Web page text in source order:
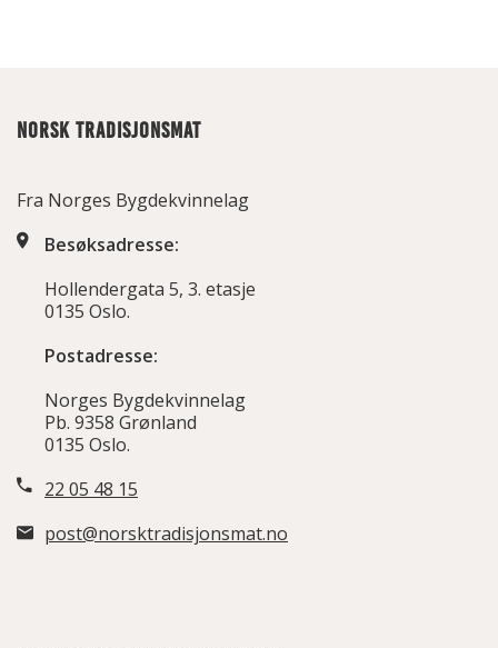
NORSK TRADISJONSMAT
Fra Norges Bygdekvinnelag
Besøksadresse:
Hollendergata 5, 3. etasje
0135 Oslo.
Postadresse:
Norges Bygdekvinnelag
Pb. 9358 Grønland
0135 Oslo.
22 05 48 15
post@norsktradisjonsmat.no